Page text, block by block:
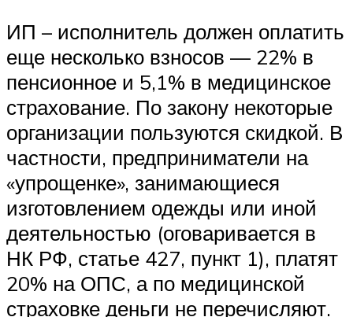
ИП – исполнитель должен оплатить
еще несколько взносов — 22% в
пенсионное и 5,1% в медицинское
страхование. По закону некоторые
организации пользуются скидкой. В
частности, предприниматели на
«упрощенке», занимающиеся
изготовлением одежды или иной
деятельностью (оговаривается в
НК РФ, статье 427, пункт 1), платят
20% на ОПС, а по медицинской
страховке деньги не перечисляют.